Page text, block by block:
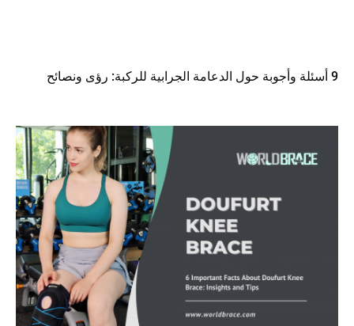
9 أسئلة وأجوبة حول الدعامة الجرابية للركبة: رؤى ونصائح